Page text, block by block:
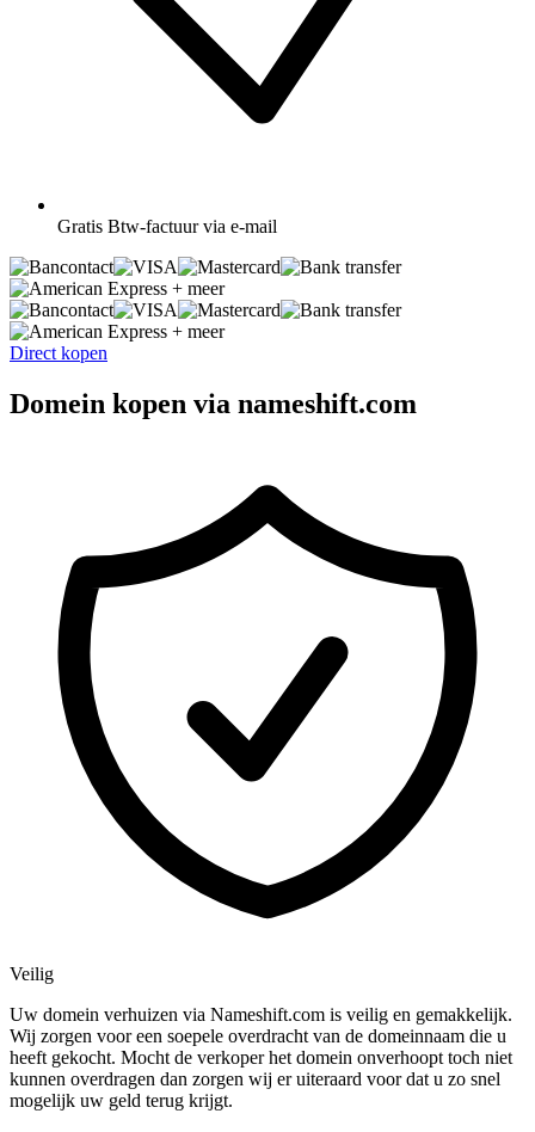
Gratis Btw-factuur via e-mail
+ meer
+ meer
Direct kopen
Domein kopen via nameshift.com
Veilig
Uw domein verhuizen via Nameshift.com is veilig en gemakkelijk.
Wij zorgen voor een soepele overdracht van de domeinnaam die u
heeft gekocht. Mocht de verkoper het domein onverhoopt toch niet
kunnen overdragen dan zorgen wij er uiteraard voor dat u zo snel
mogelijk uw geld terug krijgt.